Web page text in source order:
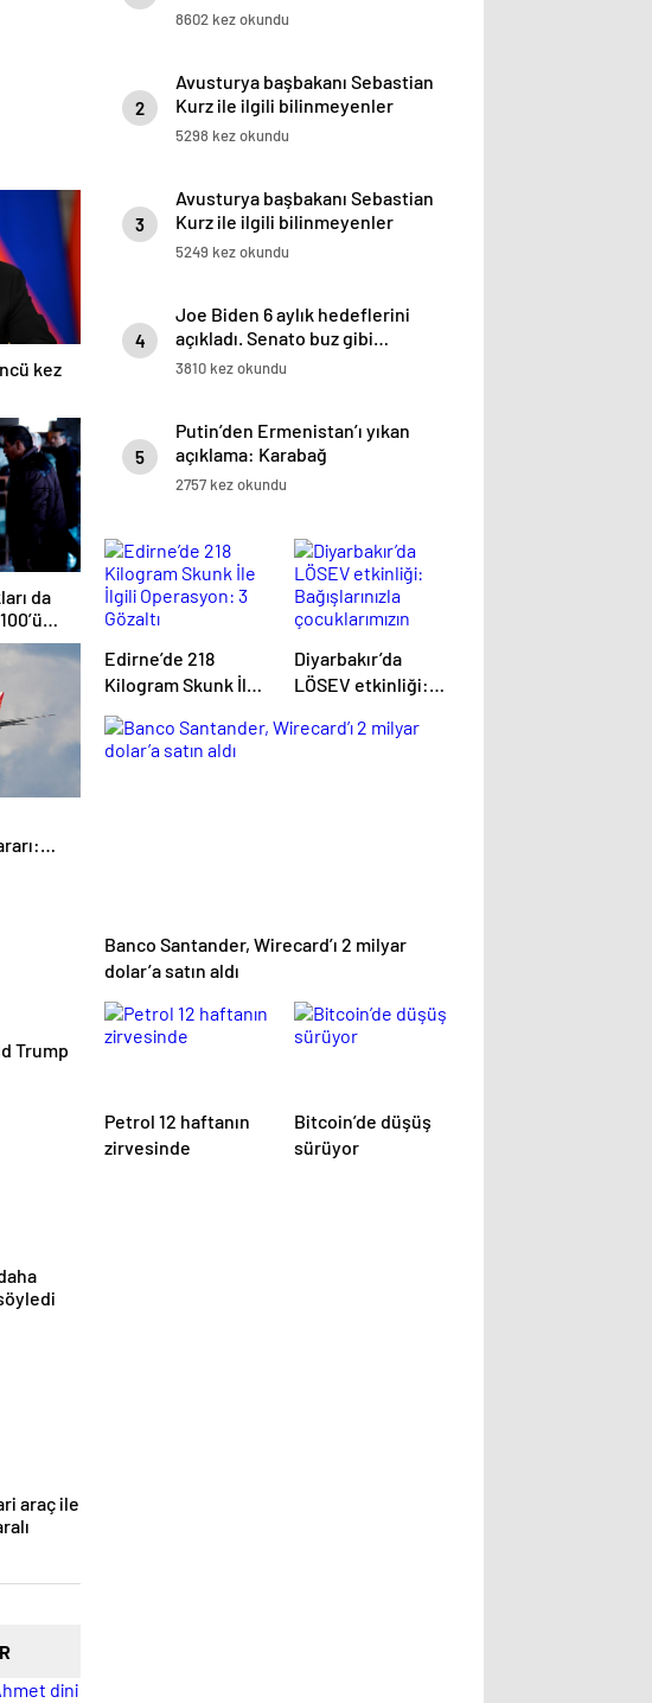
kez
da
Trump
araç ile
8602 kez okundu
2
Avusturya başbakanı Sebastian
Kurz ile ilgili bilinmeyenler
5298 kez okundu
3
Avusturya başbakanı Sebastian
Kurz ile ilgili bilinmeyenler
5249 kez okundu
4
Joe Biden 6 aylık hedeflerini
açıkladı. Senato buz gibi…
3810 kez okundu
5
Putin’den Ermenistan’ı yıkan
açıklama: Karabağ
Azerbaycan’ın ayrılmaz bir
2757 kez okundu
Edirne’de 218
Kilogram Skunk İle
Gözaltı
Diyarbakır’da
LÖSEV etkinliği:
çocuklarımızın
Banco Santander, Wirecard’ı 2 milyar
dolar’a satın aldı
Petrol 12 haftanın
zirvesinde
Bitcoin’de düşüş
sürüyor